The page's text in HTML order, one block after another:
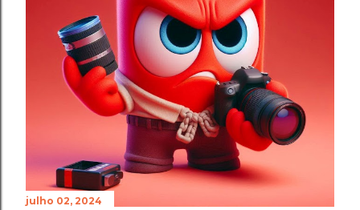
julho 02, 2024